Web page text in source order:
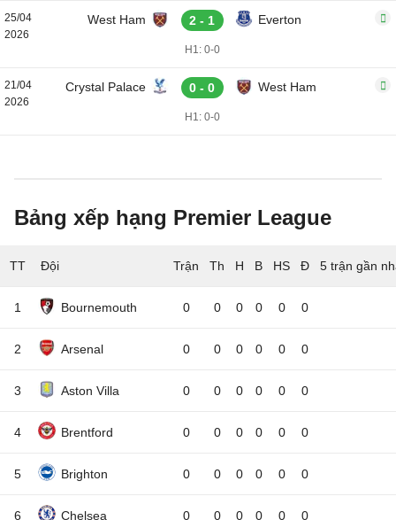
25/04
2026
West Ham 2 - 1 Everton
H1: 0-0
21/04
2026
Crystal Palace 0 - 0 West Ham
H1: 0-0
Bảng xếp hạng Premier League
TT Đội 5 trận gần
1 Bournemouth 0 0 0 0 0 0
2 Arsenal 0 0 0 0 0 0
3 Aston Villa 0 0 0 0 0 0
4 Brentford 0 0 0 0 0 0
5 Brighton 0 0 0 0 0 0
6 Chelsea 0 0 0 0 0 0